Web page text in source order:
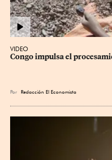
VIDEO
Congo impulsa el
Por Redacción El Economista